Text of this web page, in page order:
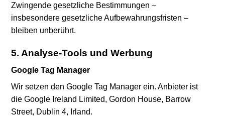
Zwingende gesetzliche Bestimmungen –
insbesondere gesetzliche Aufbewahrungsfristen –
bleiben unberührt.
5. Analyse-Tools und Werbung
Google Tag Manager
Wir setzen den Google Tag Manager ein. Anbieter ist
die Google Ireland Limited, Gordon House, Barrow
Street, Dublin 4, Irland.